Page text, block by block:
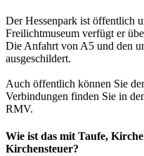
Der Hessenpark ist öffentlich
Freilichtmuseum verfügt er
Die Anfahrt von A5 und den
ausgeschildert.
Auch öffentlich können Sie
Verbindungen finden Sie in
RMV.
Wie ist das mit Taufe,
Kirchensteuer?